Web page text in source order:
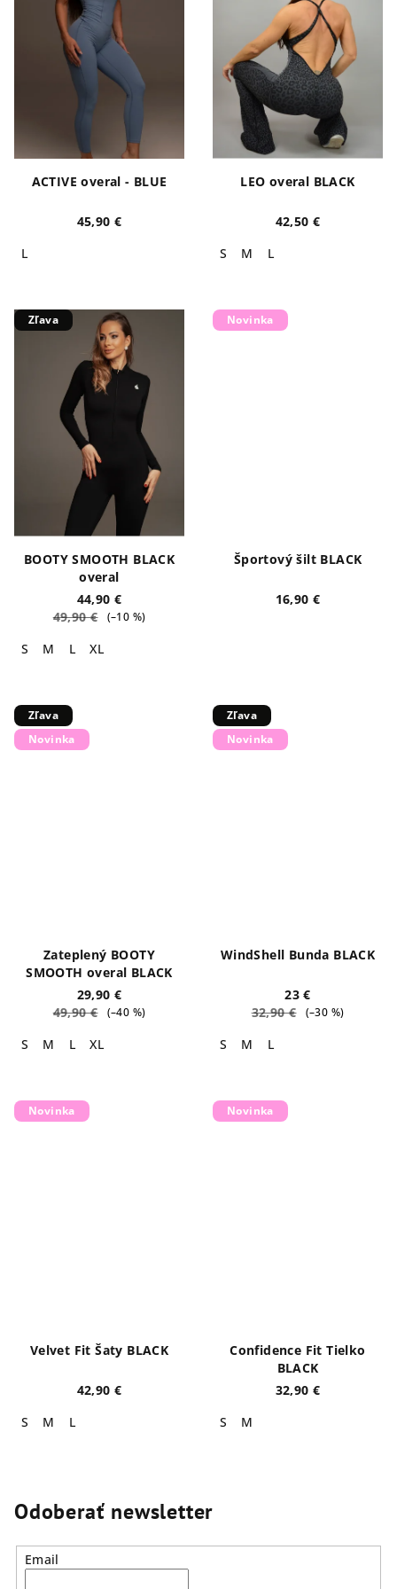
ACTIVE overal - BLUE
45,90 €
L
LEO overal BLACK
42,50 €
S
M L
Zľava
BOOTY SMOOTH BLACK
overal
44,90 €
49,90 €
(–10 %)
S M L XL
Novinka
Športový šilt BLACK
16,90 €
Zľava
Novinka
Zateplený BOOTY
SMOOTH overal BLACK
29,90 €
49,90 €
(–40 %)
S M L XL
Zľava
Novinka
WindShell Bunda BLACK
23 €
32,90 €
(–30 %)
S M L
Novinka
Velvet Fit Šaty BLACK
42,90 €
S
M L
Novinka
Confidence Fit Tielko
BLACK
32,90 €
S
M
Odoberať newsletter
Email